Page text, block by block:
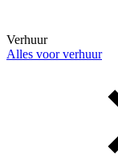
Verhuur
Alles voor verhuur